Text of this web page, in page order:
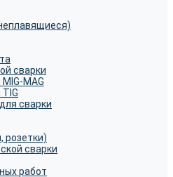
сварки
MAG
сварки
розетки)
сварки
работ